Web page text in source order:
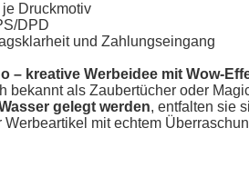
Druckmotiv
DPD
und Zahlungseingang
– kreative Werbeidee mit Wow-
bekannt alsZaubertücher oder
gelegt werden, entfalten sie
mit echtem